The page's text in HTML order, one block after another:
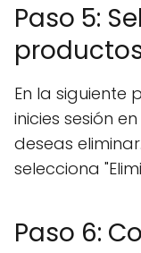
Paso 5:
En la siguiente
inicies sesión
deseas
selecciona
Paso 6: